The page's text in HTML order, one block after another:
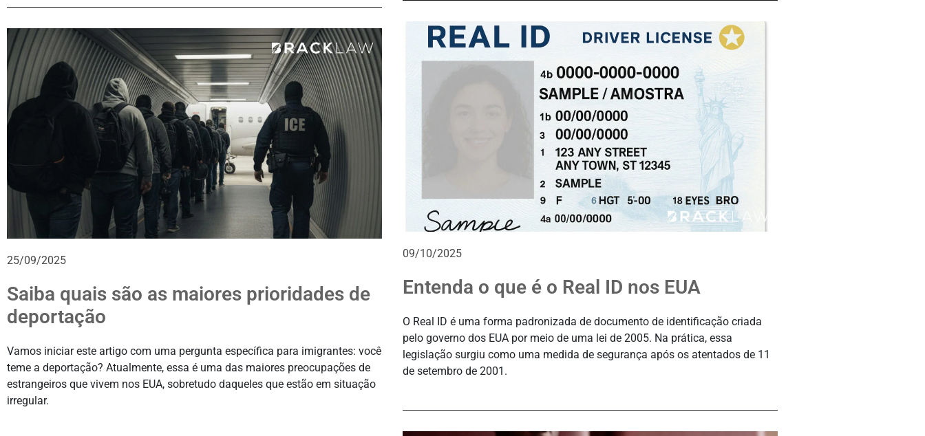
25/09/2025
Saiba quais são as maiores prioridades de
deportação
Vamos iniciar este artigo com uma pergunta específica para imigrantes: você
teme a deportação? Atualmente, essa é uma das maiores preocupações de
estrangeiros que vivem nos EUA, sobretudo daqueles que estão em situação
irregular.
09/10/2025
Entenda o que é o Real ID nos EUA
O Real ID é uma forma padronizada de documento de identificação criada
pelo governo dos EUA por meio de uma lei de 2005. Na prática, essa
legislação surgiu como uma medida de segurança após os atentados de 11
de setembro de 2001.